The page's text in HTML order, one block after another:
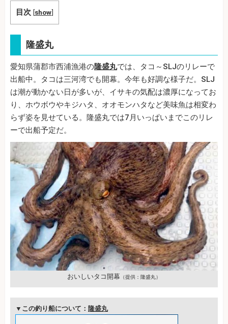
目次 [show]
隆盛丸
愛知県蒲郡市西浦漁港の隆盛丸では、タコ～SLJのリレーで
出船中。タコは三河湾でも開幕。今年も好調な様子だ。SLJ
は潮が動かない日が多いが、イサキの気配は濃厚になってお
り、ホウボウやキジハタ、オオモンハタなど美味魚は相変わ
らず姿を見せている。隆盛丸では7月いっぱいまでこのリレ
ーで出船予定だ。
おいしいタコ開幕 （提供：隆盛丸）
▼この釣り船について： 隆盛丸